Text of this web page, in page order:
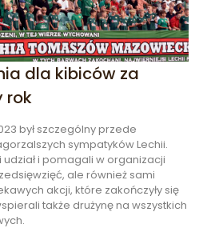
dla kibiców za
rok
był szczególny przede
sympatyków Lechii.
udział i pomagali w organizacji
ale również sami
akcji, które zakończyły się
także drużynę na wszystkich